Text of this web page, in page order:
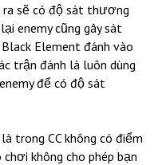
sẽ có độ sát thương
enemy cũng gây sát
Element đánh vào
trận đánh là luôn dùng
để có độ sát
trong CC không có điểm
chơi không cho phép bạn